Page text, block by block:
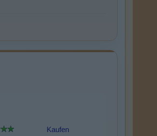
Kaufen